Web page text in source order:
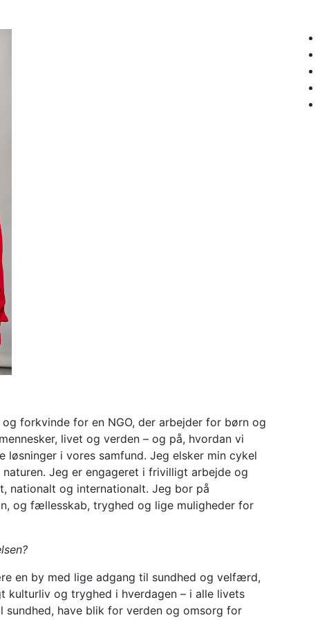
forkvinde for en NGO, der arbejder for børn og
livet og verden – og på, hvordan vi
i vores samfund. Jeg elsker min cykel
Jeg er engageret i frivilligt arbejde og
nationalt og internationalt. Jeg bor på
og fællesskab, tryghed og lige muligheder for
en by med lige adgang til sundhed og velfærd,
og tryghed i hverdagen – i alle livets
sundhed, have blik for verden og omsorg for